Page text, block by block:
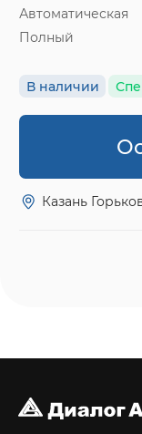
Автоматическая
Полный
В наличии
Казань